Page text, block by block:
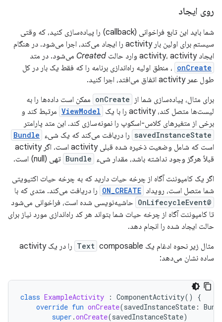
روی ایجاد
شما باید این تابع فراخوانی (callback) را پیاده‌سازی کنید، که وقتی
سیستم برای اولین بار activity را ایجاد می‌کند، اجرا می‌شود. در هنگام
ایجاد activity، activity وارد حالت
Created می‌شود. در متد
onCreate ، منطق اولیه راه‌اندازی برنامه را که فقط یک بار در کل
طول عمر activity اتفاق می‌افتد، اجرا کنید.
برای مثال، پیاده‌سازی شما از
onCreate ممکن است داده‌ها را به
لیست‌ها متصل کند، activity را با یک
ViewModel مرتبط کند و
برخی از متغیرهای کلاس-اسکوپ را نمونه‌سازی کند. این متد پارامتر
savedInstanceState را دریافت می‌کند که یک شیء Bundle
است که شامل وضعیت ذخیره شده قبلی activity است. اگر activity
قبلاً هرگز وجود نداشته باشد، مقدار شیء
Bundle تهی (null) است.
اگر یک کامپوننت آگاه از چرخه حیات دارید که به چرخه حیات اکتیویتی
شما متصل است، رویداد ON_CREATE را دریافت می‌کند. متدی که با
@OnLifecycleEvent
حاشیه‌نویسی شده است، فراخوانی می‌شود
تا کامپوننت آگاه از چرخه حیات شما بتواند هر کد راه‌اندازی مورد نیاز برای
حالت ایجاد شده را انجام دهد.
مثال زیر نحوه ادغام یک
Text
composable را در یک activity
ساده نشان می‌دهد:
class ExampleActivity : ComponentActivity()
{
override fun onCreate(savedInstanceState :
super .onCreate(savedInstanceState)